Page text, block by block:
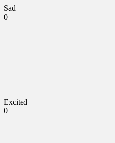
Sad
0
Excited
0